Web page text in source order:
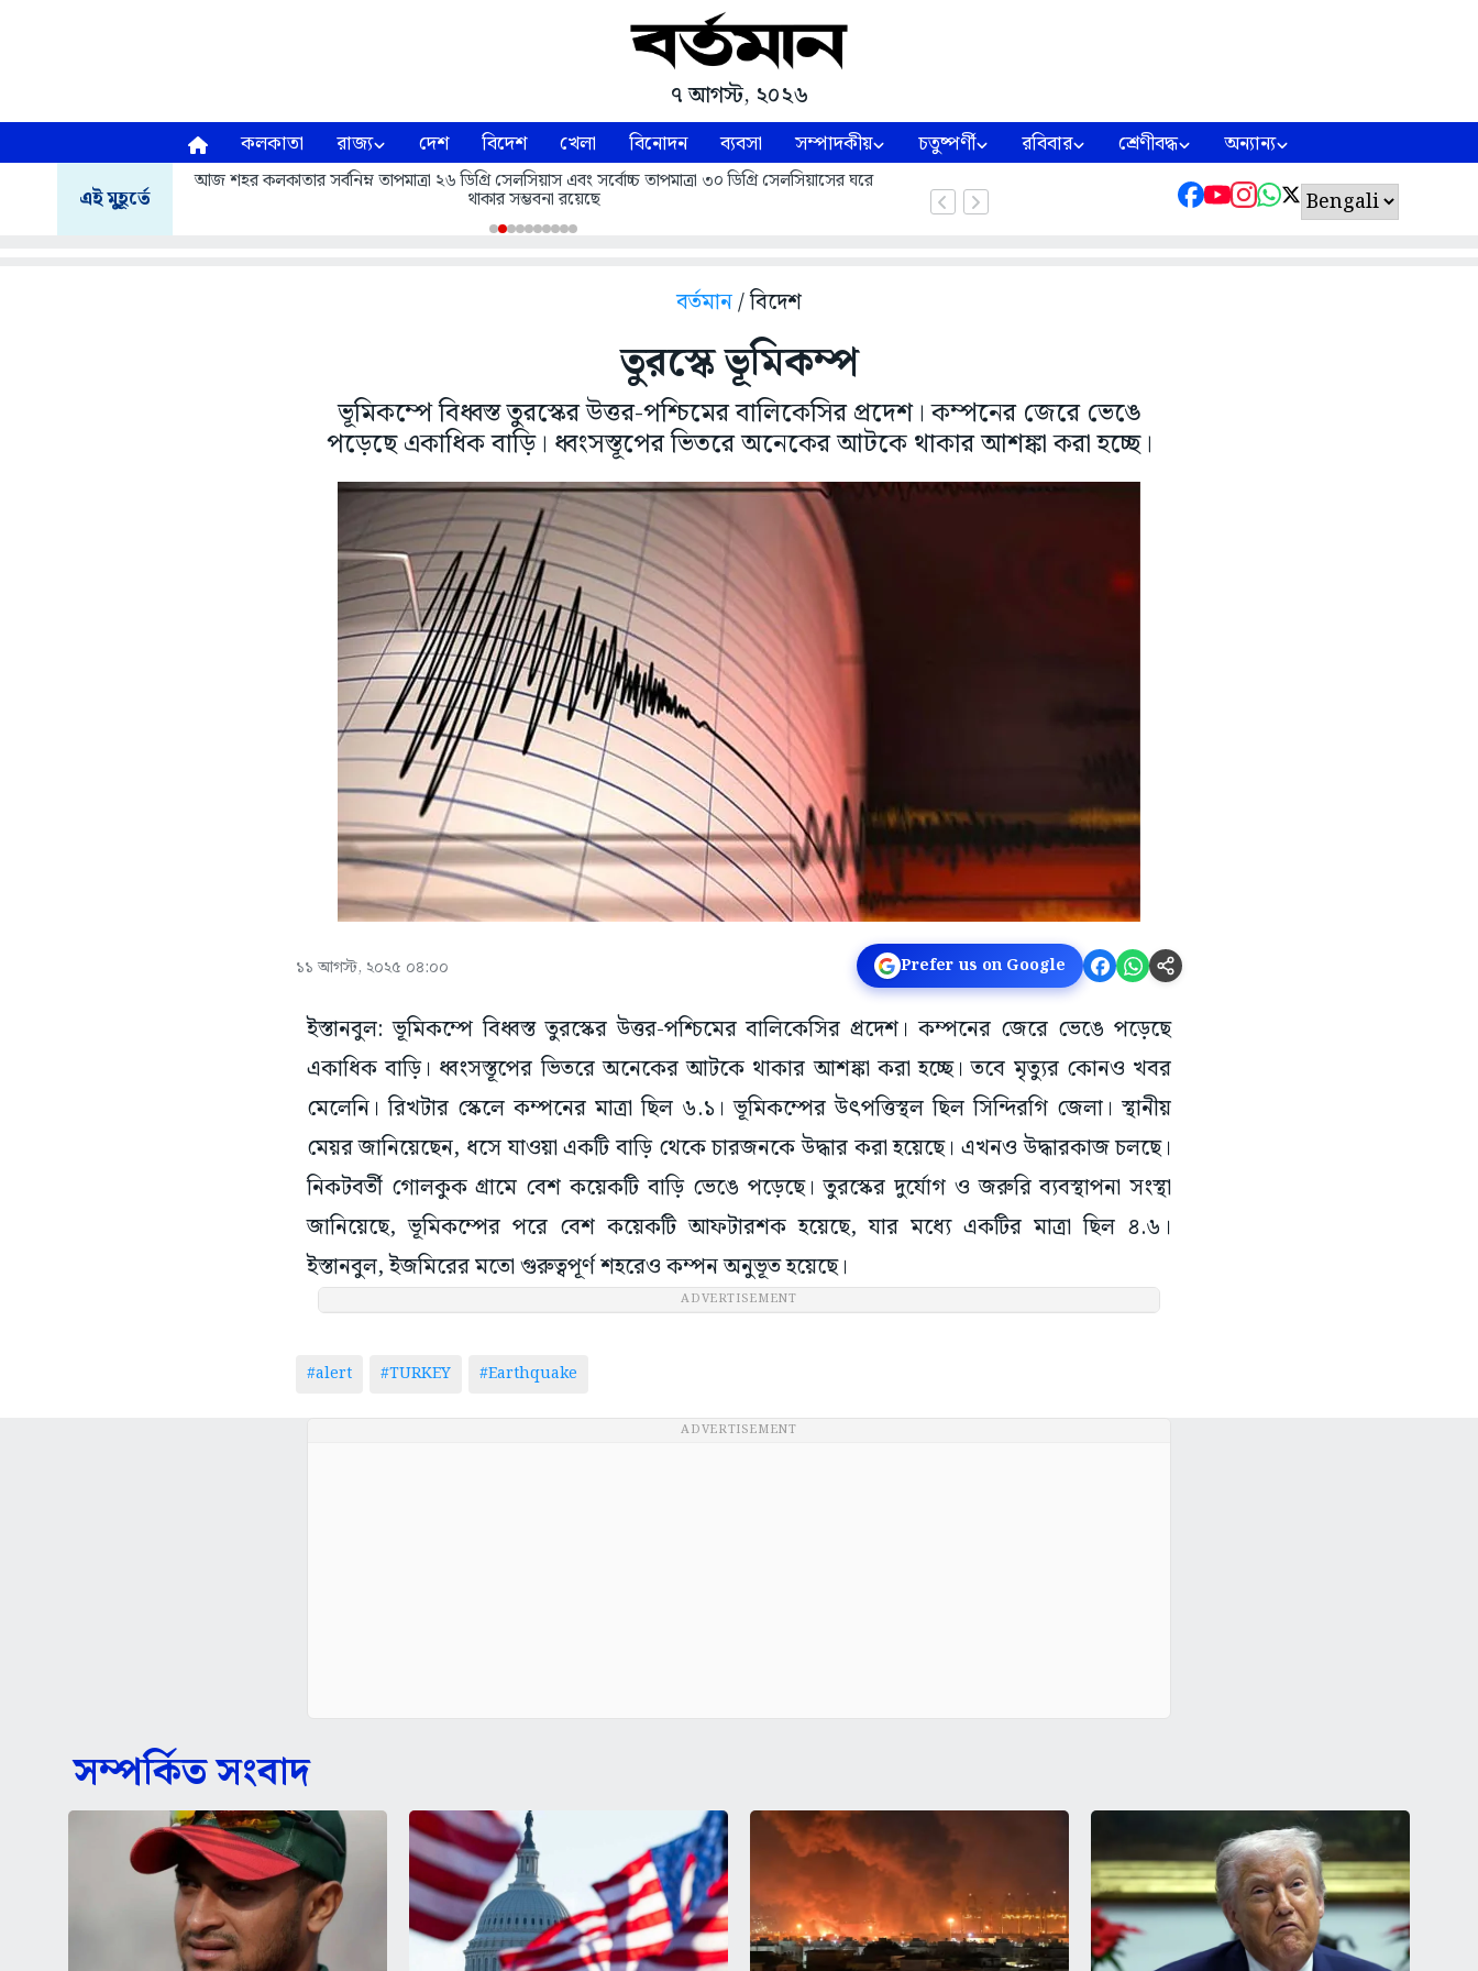
৭ আগস্ট, ২০২৬
কলকাতা রাজ্য দেশ বিদেশ খেলা বিনোদন ব্যবসা সম্পাদকীয় চতুষ্পর্ণী রবিবার শ্রেণীবদ্ধ অন্যান্য
এই মুহূর্তে
আজ শহর কলকাতার সর্বনিম্ন তাপমাত্রা ২৬ ডিগ্রি সেলসিয়াস এবং সর্বোচ্চ তাপমাত্রা ৩০ ডিগ্রি সেলসিয়াসের ঘরে
থাকার সম্ভবনা রয়েছে
বর্তমান/ বিদেশ
তুরস্কে ভূমিকম্প
ভূমিকম্পে বিধ্বস্ত তুরস্কের উত্তর-পশ্চিমের বালিকেসির প্রদেশ। কম্পনের জেরে ভেঙে
পড়েছে একাধিক বাড়ি। ধ্বংসস্তূপের ভিতরে অনেকের আটকে থাকার আশঙ্কা করা হচ্ছে।
১১ আগস্ট, ২০২৫ ০৪:০০ Prefer us on Google
ইস্তানবুল: ভূমিকম্পে বিধ্বস্ত তুরস্কের উত্তর-পশ্চিমের বালিকেসির প্রদেশ। কম্পনের জেরে ভেঙে পড়েছে
একাধিক বাড়ি। ধ্বংসস্তূপের ভিতরে অনেকের আটকে থাকার আশঙ্কা করা হচ্ছে। তবে মৃত্যুর কোনও খবর
মেলেনি। রিখটার স্কেলে কম্পনের মাত্রা ছিল ৬.১। ভূমিকম্পের উৎপত্তিস্থল ছিল সিন্দিরগি জেলা। স্থানীয়
মেয়র জানিয়েছেন, ধসে যাওয়া একটি বাড়ি থেকে চারজনকে উদ্ধার করা হয়েছে। এখনও উদ্ধারকাজ চলছে।
নিকটবর্তী গোলকুক গ্রামে বেশ কয়েকটি বাড়ি ভেঙে পড়েছে। তুরস্কের দুর্যোগ ও জরুরি ব্যবস্থাপনা সংস্থা
জানিয়েছে, ভূমিকম্পের পরে বেশ কয়েকটি আফটারশক হয়েছে, যার মধ্যে একটির মাত্রা ছিল ৪.৬।
ইস্তানবুল, ইজমিরের মতো গুরুত্বপূর্ণ শহরেও কম্পন অনুভূত হয়েছে।
ADVERTISEMENT
#alert #TURKEY #Earthquake
ADVERTISEMENT
সম্পর্কিত সংবাদ